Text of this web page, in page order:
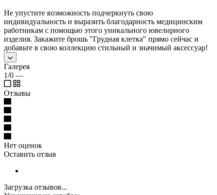
Не упустите возможность подчеркнуть свою
индивидуальность и выразить благодарность медицинским
работникам с помощью этого уникального ювелирного
изделия. Закажите брошь "Грудная клетка" прямо сейчас и
добавьте в свою коллекцию стильный и значимый аксессуар!
Галерея
1/0 —
Отзывы
Нет оценок
Оставить отзыв
Загрузка отзывов...